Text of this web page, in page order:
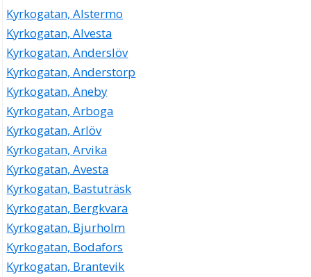
Kyrkogatan, Alstermo
Kyrkogatan, Alvesta
Kyrkogatan, Anderslöv
Kyrkogatan, Anderstorp
Kyrkogatan, Aneby
Kyrkogatan, Arboga
Kyrkogatan, Arlöv
Kyrkogatan, Arvika
Kyrkogatan, Avesta
Kyrkogatan, Bastuträsk
Kyrkogatan, Bergkvara
Kyrkogatan, Bjurholm
Kyrkogatan, Bodafors
Kyrkogatan, Brantevik